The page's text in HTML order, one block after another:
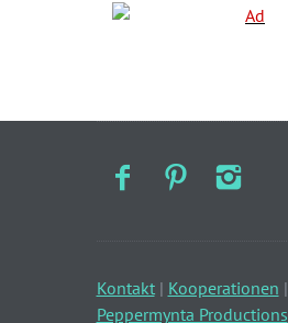
Kontakt| Kooperationen |
Peppermynta Productions